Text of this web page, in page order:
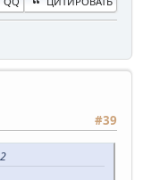
#39